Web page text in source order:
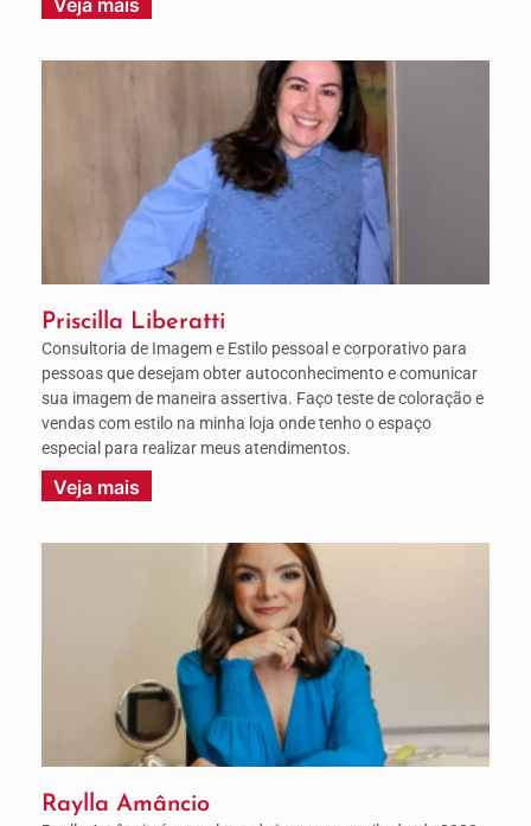
Veja mais
Priscilla Liberatti
Consultoria de Imagem e Estilo pessoal e corporativo para
pessoas que desejam obter autoconhecimento e comunicar
sua imagem de maneira assertiva. Faço teste de coloração e
vendas com estilo na minha loja onde tenho o espaço
especial para realizar meus atendimentos.
Veja mais
Raylla Amâncio